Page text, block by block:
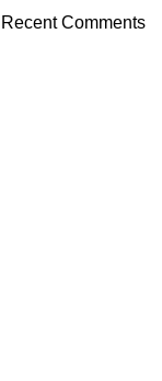
Recent Comments